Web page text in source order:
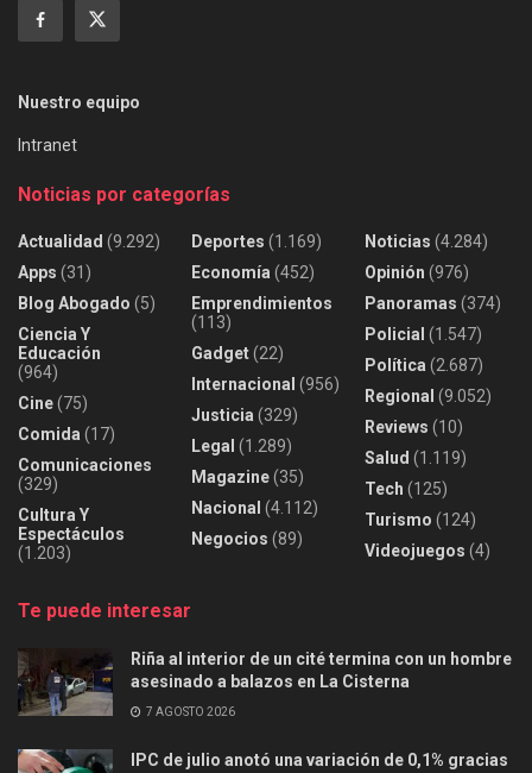
Nuestro equipo
Intranet
Noticias por categorías
Actualidad (9.292)
Apps (31)
Blog Abogado (5)
Ciencia Y
Educación
(964)
Cine(75)
Comida (17)
Comunicaciones
(329)
Cultura Y
Espectáculos
(1.203)
Deportes (1.169)
Economía (452)
Emprendimientos
(113)
Gadget(22)
Internacional (956)
Justicia (329)
Legal (1.289)
Magazine(35)
Nacional (4.112)
Negocios (89)
Noticias (4.284)
Opinión (976)
Panoramas (374)
Policial (1.547)
Política (2.687)
Regional (9.052)
Reviews (10)
Salud (1.119)
Tech (125)
Turismo (124)
Videojuegos (4)
Te puede interesar
Riña al interior de un cité termina con un hombre
asesinado a balazos en La Cisterna
7 AGOSTO 2026
IPC de julio anotó una variación de 0,1% gracias